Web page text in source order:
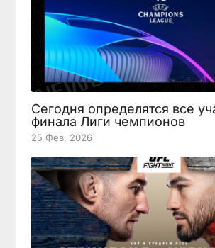
Сегодня определятся все
финала Лиги чемпионов
25 Фев, 2026